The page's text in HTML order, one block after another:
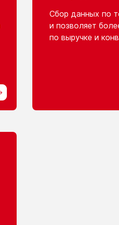
Сбор данных по
и позволяет
по выручке и